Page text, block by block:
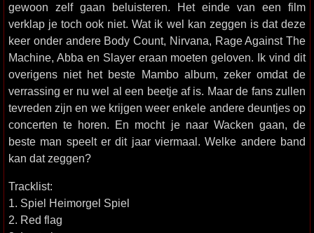
gewoon zelf gaan beluisteren. Het einde van een film
verklap je toch ook niet. Wat ik wel kan zeggen is dat deze
keer onder andere Body Count, Nirvana, Rage Against The
Machine, Abba en Slayer eraan moeten geloven. Ik vind dit
overigens niet het beste Mambo album, zeker omdat de
verrassing er nu wel al een beetje af is. Maar de fans zullen
tevreden zijn en we krijgen weer enkele andere deuntjes op
concerten te horen. En mocht je naar Wacken gaan, de
beste man speelt er dit jaar viermaal. Welke andere band
kan dat zeggen?
Tracklist:
1. Spiel Heimorgel Spiel
2. Red flag